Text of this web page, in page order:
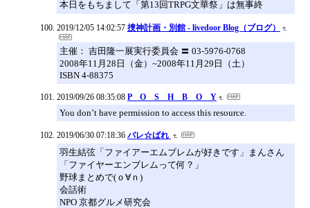
本日をもちまして「第13回TRPG文華祭」は無事終
2019/12/05 14:02:57 捜神計画・別館 - livedoor Blog（ブログ）
主催： 吉田隆一展実行委員会 〓 03-5976-0768
2008年11月28日（金）~2008年11月29日（土）
ISBN 4-88375
2019/09/26 08:35:08 P O S H B O Y
You don’t have permission to access this resource.
2019/06/30 07:18:36 バレ☆ばれ
羽生結弦「ファイアーエムブレムが好きです」まんさん
「ファイヤーエンブレムって何？」
野球まとめで(ｏ∀ｎ)
会話術
NPO 京都グルメ研究会